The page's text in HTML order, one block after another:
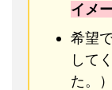
イメ
希望
して
た。）